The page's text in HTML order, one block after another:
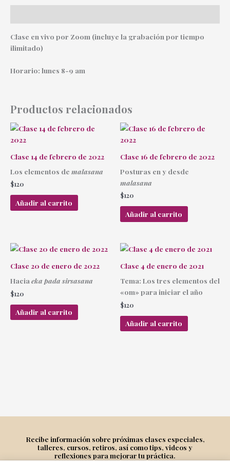
Clase en vivo por Zoom (incluye la grabación por tiempo
ilimitado)
Horario: lunes 8-9 am
Productos relacionados
Clase 14 de febrero de 2022
Los elementos de malasana
$120
Añadir al carrito
Clase 16 de febrero de 2022
Posturas en y desde
malasana
$120
Añadir al carrito
Clase 20 de enero de 2022
Hacia eka pada sirsasana
$120
Añadir al carrito
Clase 4 de enero de 2021
Tema: Los tres elementos del
«om» para iniciar el año
$120
Añadir al carrito
Recibe información sobre próximas clases especiales,
talleres, cursos, retiros, así como tips, videos y
reflexiones para mejorar tu práctica.